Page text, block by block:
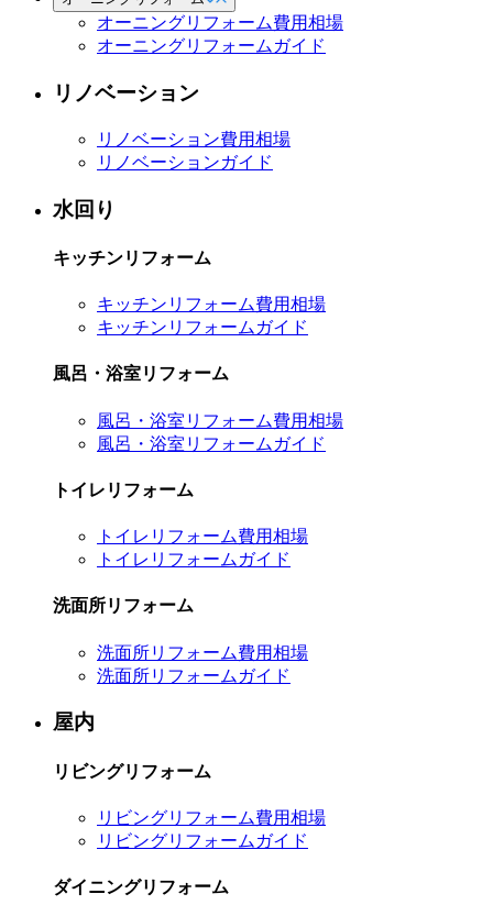
オーニングリフォーム費用相場
オーニングリフォームガイド
リノベーション
リノベーション費用相場
リノベーションガイド
水回り
キッチンリフォーム
キッチンリフォーム費用相場
キッチンリフォームガイド
風呂・浴室リフォーム
風呂・浴室リフォーム費用相場
風呂・浴室リフォームガイド
トイレリフォーム
トイレリフォーム費用相場
トイレリフォームガイド
洗面所リフォーム
洗面所リフォーム費用相場
洗面所リフォームガイド
屋内
リビングリフォーム
リビングリフォーム費用相場
リビングリフォームガイド
ダイニングリフォーム